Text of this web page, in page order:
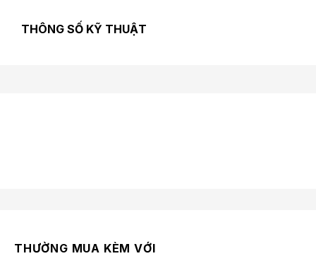
THÔNG SỐ KỸ THUẬT
THƯỜNG MUA KÈM VỚI